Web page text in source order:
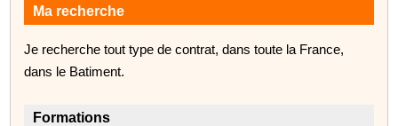
Ma recherche
Je recherche tout type de contrat, dans toute la France,
dans le Batiment.
Formations